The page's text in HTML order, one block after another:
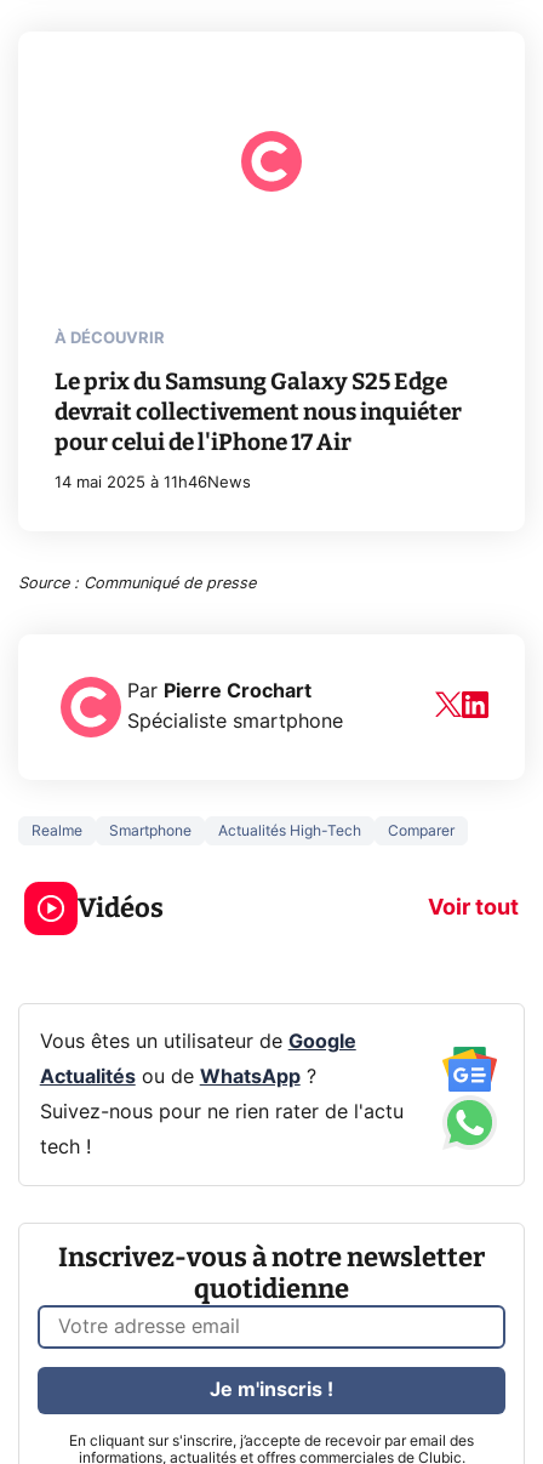
À DÉCOUVRIR
Le prix du Samsung Galaxy S25 Edge
devrait collectivement nous inquiéter
pour celui de l'iPhone 17 Air
14 mai 2025 à 11h46News
Source : Communiqué de presse
Par Pierre Crochart
Spécialiste smartphone
Realme Smartphone Actualités High-Tech Comparer
Vidéos Voir tout
3 écrans en 1 pour
319€ ? Voici L'AOC
CQ32G4ZA !
5
prochaine
Vous êtes un utilisateur de Google
Actualitésou de WhatsApp?
Suivez-nous pour ne rien rater de l'actu
tech !
Inscrivez-vous à notre newsletter
quotidienne
En cliquant sur s'inscrire, j’accepte de recevoir par email des
informations, actualités et offres commerciales de Clubic.
Je m'inscris !